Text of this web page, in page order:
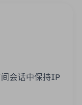
会话中保持IP